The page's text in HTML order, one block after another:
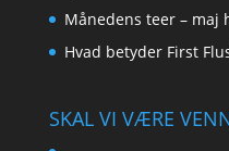
Månedens teer – maj
Hvad betyder First
SKAL VI VÆRE